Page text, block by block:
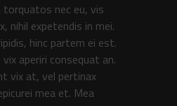
torquatos nec eu, vis
nihil expetendis in mei.
hinc partem ei est.
aperiri consequat an.
vix at, vel pertinax
mea et. Mea